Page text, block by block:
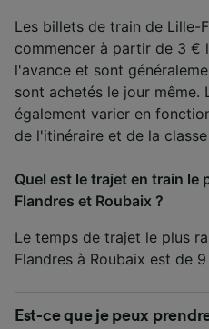
Les billets de train de Lille-
commencer à partir de 3 €
l'avance et sont
sont achetés le jour même.
également varier en
de l'itinéraire et de la
Quel est le trajet en train le
Flandres et Roubaix ?
Le temps de trajet le plus
Flandres à Roubaix est de
Est-ce que je peux